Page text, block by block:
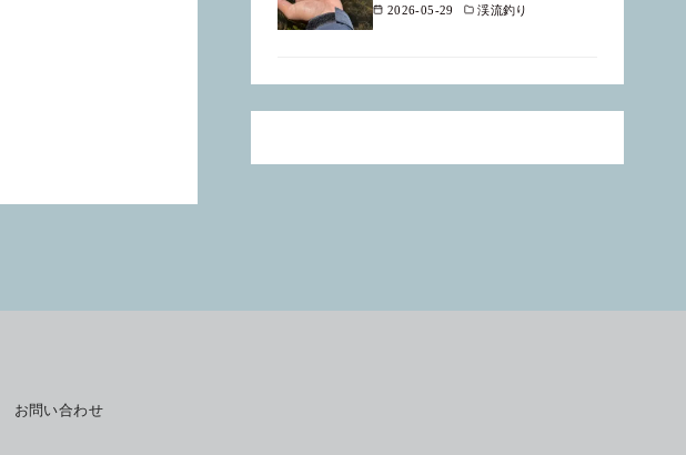
2026-05-29 渓流釣り
お問い合わせ